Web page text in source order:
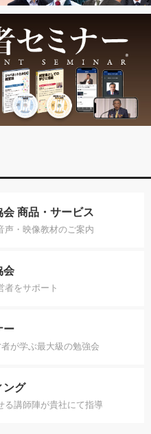
会 商品・サービス
声・映像教材のご案内
会
者をサポート
ー
が学ぶ最大級の勉強会
ング
る講師陣が貴社にて指導